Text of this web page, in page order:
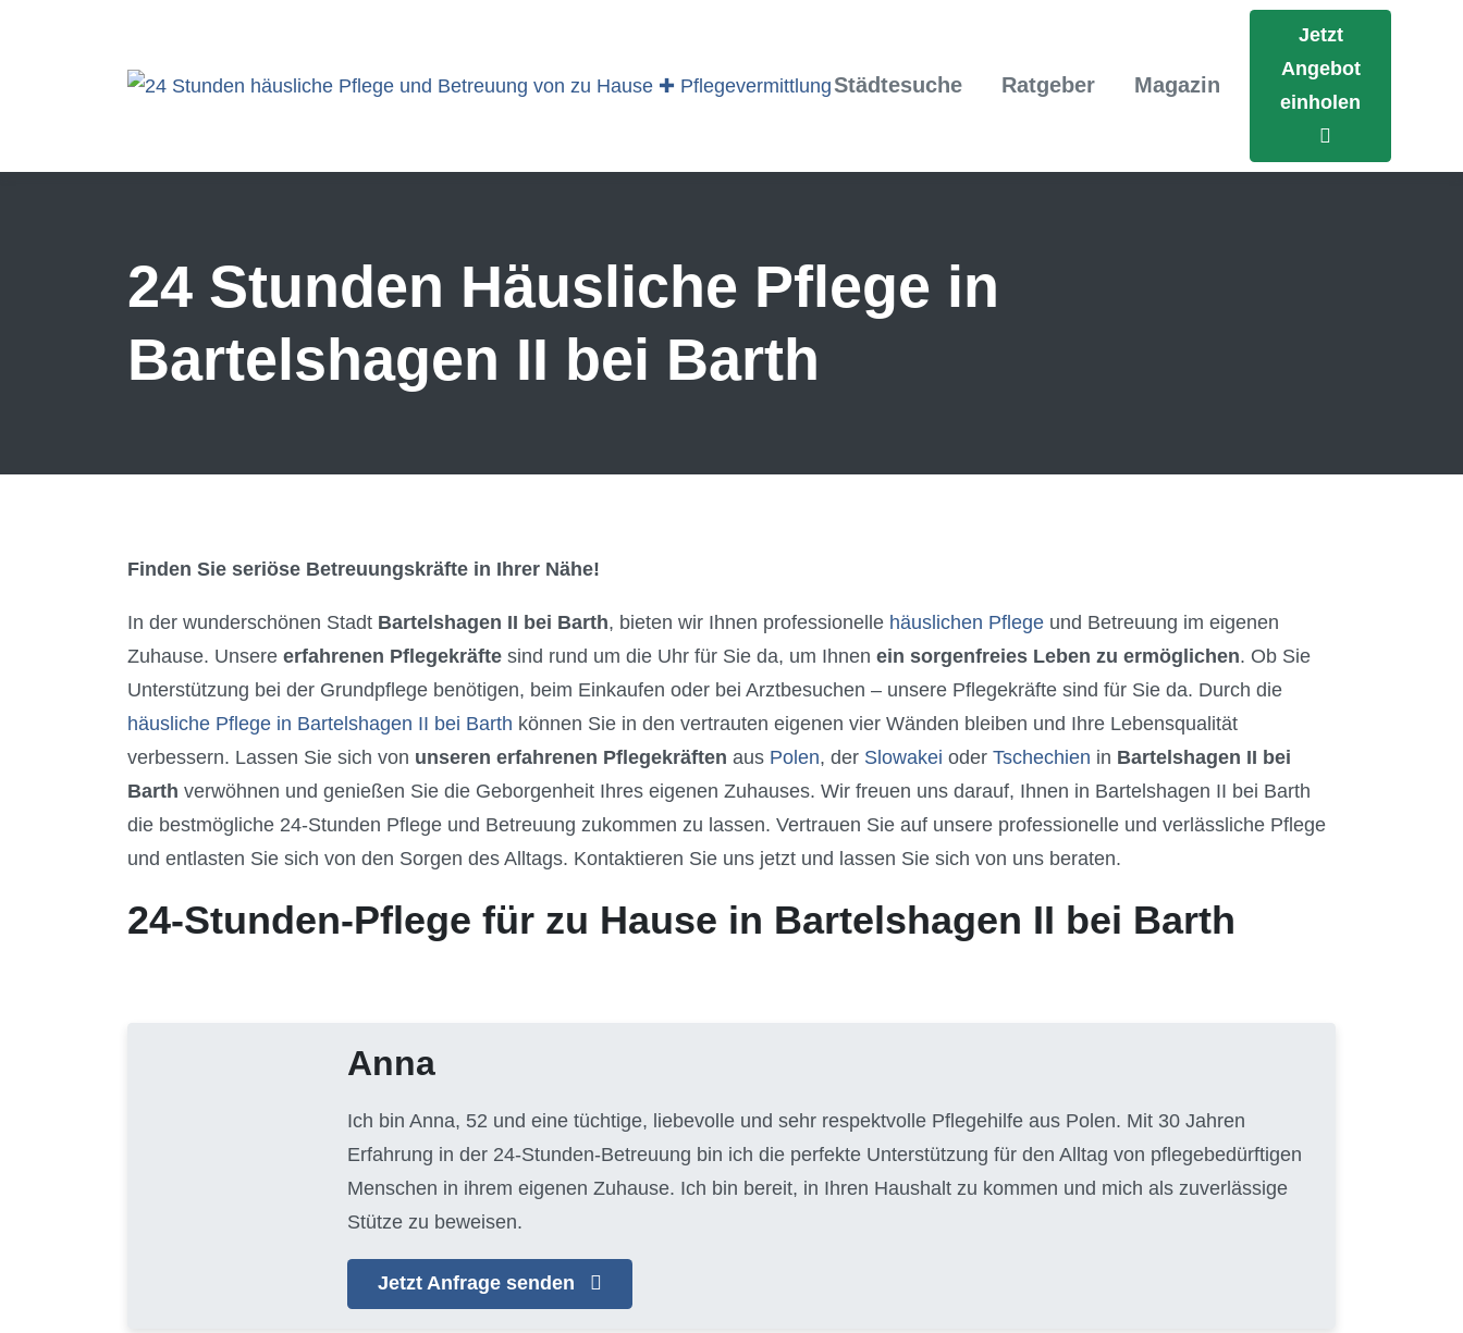
Städtesuche Ratgeber Magazin
Jetzt
Angebot
einholen
24 Stunden Häusliche Pflege in
Bartelshagen II bei Barth
Finden Sie seriöse Betreuungskräfte in Ihrer Nähe!
In der wunderschönen Stadt Bartelshagen II bei Barth, bieten wir Ihnen professionelle häuslichen Pflege und Betreuung im eigenen
Zuhause. Unsere erfahrenen Pflegekräfte sind rund um die Uhr für Sie da, um Ihnen ein sorgenfreies Leben zu ermöglichen. Ob Sie
Unterstützung bei der Grundpflege benötigen, beim Einkaufen oder bei Arztbesuchen – unsere Pflegekräfte sind für Sie da. Durch die
häusliche Pflege in Bartelshagen II bei Barth können Sie in den vertrauten eigenen vier Wänden bleiben und Ihre Lebensqualität
verbessern. Lassen Sie sich von unseren erfahrenen Pflegekräften aus Polen, der Slowakei oder Tschechien in Bartelshagen II bei
Barth verwöhnen und genießen Sie die Geborgenheit Ihres eigenen Zuhauses. Wir freuen uns darauf, Ihnen in Bartelshagen II bei Barth
die bestmögliche 24-Stunden Pflege und Betreuung zukommen zu lassen. Vertrauen Sie auf unsere professionelle und verlässliche Pflege
und entlasten Sie sich von den Sorgen des Alltags. Kontaktieren Sie uns jetzt und lassen Sie sich von uns beraten.
24-Stunden-Pflege für zu Hause in Bartelshagen II bei Barth
Anna
Ich bin Anna, 52 und eine tüchtige, liebevolle und sehr respektvolle Pflegehilfe aus Polen. Mit 30 Jahren
Erfahrung in der 24-Stunden-Betreuung bin ich die perfekte Unterstützung für den Alltag von pflegebedürftigen
Menschen in ihrem eigenen Zuhause. Ich bin bereit, in Ihren Haushalt zu kommen und mich als zuverlässige
Stütze zu beweisen.
Jetzt Anfrage senden